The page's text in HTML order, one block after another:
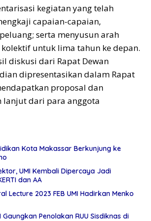
kegiatan yang telah
capaian-capaian,
serta menyusun arah
untuk lima tahun ke depan.
diskusi dari Rapat Dewan
dipresentasikan dalam Rapat
proposal dan
lanjut dari para anggota
Kota Makassar Berkunjung ke
UMI Kembali Dipercaya Jadi
dan AA
Lecture 2023 FEB UMI Hadirkan Menko
Gaungkan Penolakan RUU Sisdiknas di